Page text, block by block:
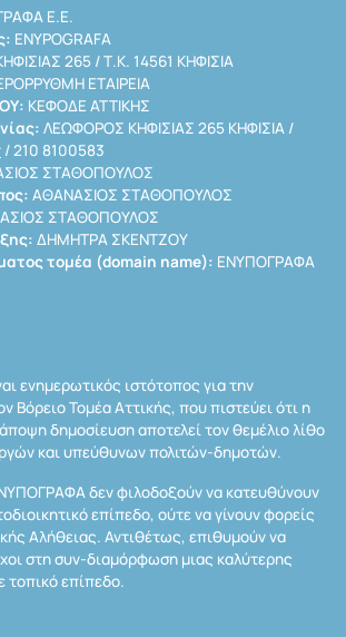
Ε.Ε.
ENYPOGRAFA
265 / Τ.Κ. 14561 ΚΗΦΙΣΙΑ
ΕΤΑΙΡΕΙΑ
ΚΕΦΟΔΕ ΑΤΤΙΚΗΣ
ΛΕΩΦΟΡΟΣ ΚΗΦΙΣΙΑΣ 265 ΚΗΦΙΣΙΑ /
/ 210 8100583
ΣΤΑΘΟΠΟΥΛΟΣ
ΑΘΑΝΑΣΙΟΣ ΣΤΑΘΟΠΟΥΛΟΣ
ΣΤΑΘΟΠΟΥΛΟΣ
ΔΗΜΗΤΡΑ ΣΚΕΝΤΖΟΥ
τομέα (domain name): ΕΝΥΠΟΓΡΑΦΑ
ενημερωτικός ιστότοπος για την
Βόρειο Τομέα Αττικής, που πιστεύει ότι η
δημοσίευση αποτελεί τον θεμέλιο λίθο
και υπεύθυνων πολιτών-δημοτών.
δεν φιλοδοξούν να κατευθύνουν
επίπεδο, ούτε να γίνουν φορείς
Αλήθειας. Αντιθέτως, επιθυμούν να
στη συν-διαμόρφωση μιας καλύτερης
τοπικό επίπεδο.